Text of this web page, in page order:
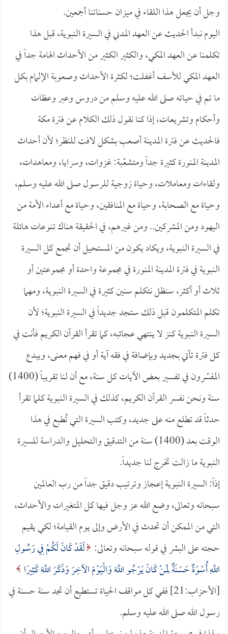
وجل أن يجعل هذا اللقاء في ميزان حسناتنا أجمعين.
اليوم نبدأ الحديث عن العهد المدني في السيرة النبوية، قبل هذا
تكلمنا عن العهد المكي، والكثير الكثير من الأحداث الهامة جداً في
العهد المكي للأسف أغفلت؛ لكثرة الأحداث وصعوبة الإلمام بكل
ما تم في حياته صلى الله عليه وسلم من دروس وعبر وعظات
وأحكام وتشريعات، إذا كنا نقول ذلك الكلام عن فترة مكة
فالحديث عن فترة المدينة أصعب بشكل لافت للنظر؛ لأن أحداث
المدينة المنورة كثيرة جداً ومتشعّبة: غزوات، وسرايا، ومعاهدات،
ولقاءات ومعاملات، وحياة زوجية للرسول صلى الله عليه وسلم،
وحياة مع الصحابة، وحياة مع المنافقين، وحياة مع أعداء الأمة من
اليهود ومن المشركين.. ومن غيرهم، في الحقيقة هناك تنوعات هائلة
في السيرة النبوية، ويكاد يكون من المستحيل أن تجمع كل السيرة
النبوية في فترة المدينة المنورة في مجموعة واحدة أو مجموعتين أو
ثلاث أو أكثر، سنظل نتكلم سنين كثيرة في السيرة النبوية، ومهما
تكلم المتكلمون قبل ذلك ستجد جديداً في السيرة النبوية؛ لأن
السيرة النبوية كنز لا ينتهي عجائبه، كما تقرأ القرآن الكريم فأنت في
كل فترة تأتي بجديد وبإضافة في فقه آية أو في فهم معنى، ويبدع
المفسّرون في تفسير بعض الآيات كل سنة، مع أن لنا تقريباً (1400)
سنة ونحن نفسر القرآن الكريم، كذلك في السيرة النبوية كلما تقرأ
حدثاً قد تطلع منه على جديد، وكتب السيرة التي تُطبع في هذا
الوقت بعد (1400) سنة من التدقيق والتحليل والدراسة للسيرة
النبوية ما زالت تخرج لنا جديداً.
إذاً: السيرة النبوية إعجاز وترتيب دقيق جداً من رب العالمين
سبحانه وتعالى، وضع الله عز وجل فيها كل المتغيرات والأحداث،
التي من الممكن أن تحدث في الأرض وإلى يوم القيامة؛ لكي يقيم
حجته على البشر في قوله سبحانه وتعالى: لَقَدْ كَانَ لَكُمْ فِي رَسُولِ
اللَّهِ أُسْوَةٌ حَسَنَةٌ لِمَنْ كَانَ يَرْجُو اللَّهَ وَالْيَوْمَ الآخِرَ وَذَكَرَ اللَّهَ كَثِيرًا
[الأحزاب:21] ففي كل مواقف الحياة تستطيع أن تجد سنة حسنة في
رسول الله صلى الله عليه وسلم.